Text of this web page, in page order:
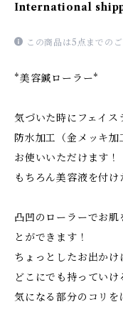
International
この商品は5点までの
*美容鍼ローラー*
気づいた時にフェイス
防水加工（金メッキ
お使いいただけます！
もちろん美容液を付け
凸凹のローラーでお
とができます！
ちょっとしたお出かけ
どこにでも持っていけ
気になる部分のコリを